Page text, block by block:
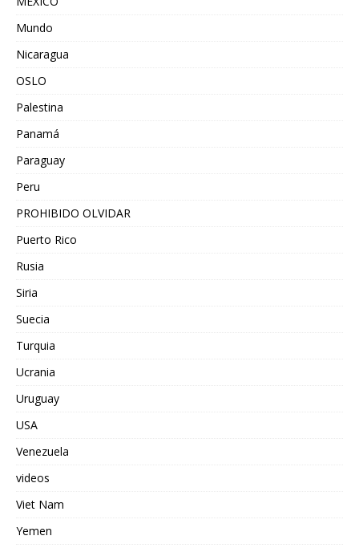
Mundo
Nicaragua
OSLO
Palestina
Panamá
Paraguay
Peru
PROHIBIDO OLVIDAR
Puerto Rico
Rusia
Siria
Suecia
Turquia
Ucrania
Uruguay
USA
Venezuela
videos
Viet Nam
Yemen